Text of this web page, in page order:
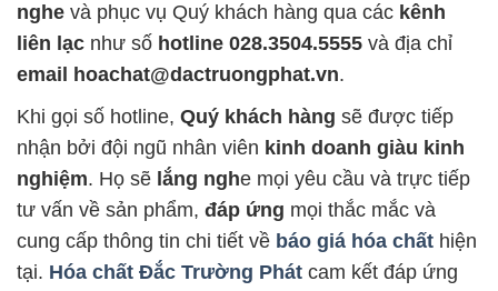
nghe và phục vụ Quý khách hàng qua các kênh
liên lạc như số hotline 028.3504.5555 và địa chỉ
email hoachat@dactruongphat.vn.
Khi gọi số hotline, Quý khách hàng sẽ được tiếp
nhận bởi đội ngũ nhân viên kinh doanh giàu kinh
nghiệm. Họ sẽ lắng nghe mọi yêu cầu và trực tiếp
tư vấn về sản phẩm, đáp ứng mọi thắc mắc và
cung cấp thông tin chi tiết về báo giá hóa chất hiện
tại. Hóa chất Đắc Trường Phát cam kết đáp ứng